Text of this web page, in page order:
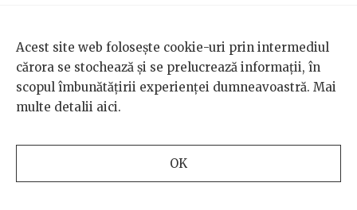
pieselor scrise în cadrul rezidenței din care făcea
parte și Doru.
„Era în prima parte a zilei, îmi amintesc o anumită
actorilor,” povestește Irisz la aproape patru ani de
Acest site web folosește cookie-uri prin intermediul
cărora se stochează și se prelucrează informații, în
scopul îmbunătățirii experienței dumneavoastră. Mai
multe detalii aici.
OK